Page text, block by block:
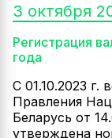
3 октября
Регистрация
года
С 01.10.2023 г.
Правления
Беларусь от
утверждена